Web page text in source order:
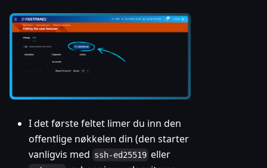
I det første feltet limer du inn den
offentlige nøkkelen din (den starter
vanligvis med ssh-ed25519 eller